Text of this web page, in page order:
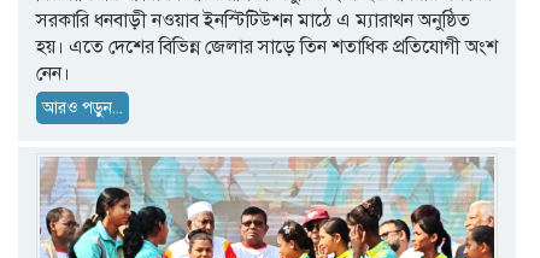
সরকারি ধনবাড়ী নওয়াব ইনস্টিটিউশন মাঠে এ ম্যারাথন অনুষ্ঠিত
হয়। এতে দেশের বিভিন্ন জেলার সাড়ে তিন শতাধিক প্রতিযোগী অংশ
নেন।
আরও পড়ুন...